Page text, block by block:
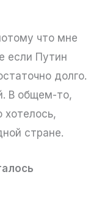
что мне
если Путин
долго.
В общем-то,
хотелось,
стране.